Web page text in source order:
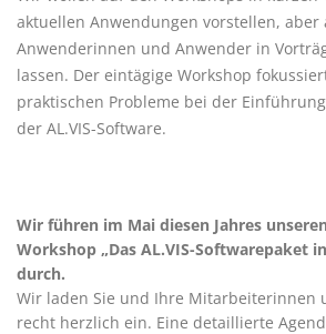
aktuellen Anwendungen vorstellen, aber
Anwenderinnen und Anwender in
lassen. Der eintägige Workshop
praktischen Probleme bei der
der AL.VIS-Software.
Wir führen im Mai diesen Jahres
Workshop „Das AL.VIS-Softwarepaket
durch.
Wir laden Sie und Ihre Mitarbeiterinnen
recht herzlich ein. Eine detaillierte